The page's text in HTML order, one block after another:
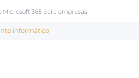
365 para empresas
informático